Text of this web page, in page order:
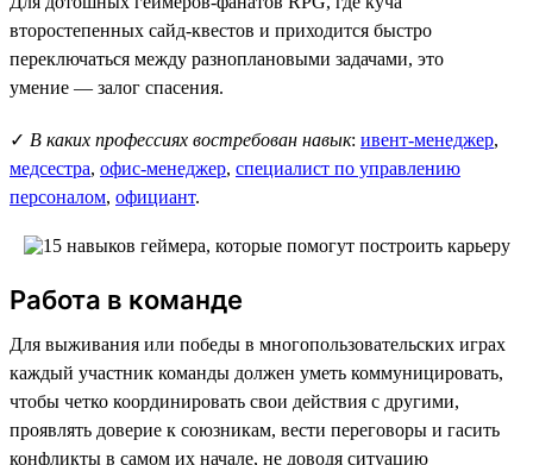
второстепенных сайд-квестов и приходится быстро
переключаться между разноплановыми задачами, это
умение — залог спасения.
✓ В каких профессиях востребован навык: ивент-менеджер,
медсестра, офис-менеджер, специалист по управлению
персоналом, официант.
Работа в команде
Для выживания или победы в многопользовательских играх
каждый участник команды должен уметь коммуницировать,
чтобы четко координировать свои действия с другими,
проявлять доверие к союзникам, вести переговоры и гасить
конфликты в самом их начале, не доводя ситуацию